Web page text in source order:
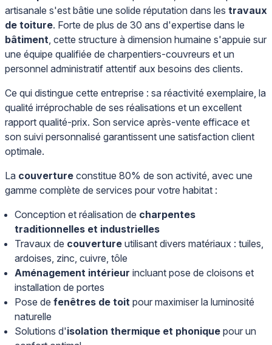
artisanale s'est bâtie une solide réputation dans les travaux
de toiture. Forte de plus de 30 ans d'expertise dans le
bâtiment , cette structure à dimension humaine s'appuie sur
une équipe qualifiée de charpentiers-couvreurs et un
personnel administratif attentif aux besoins des clients.
Ce qui distingue cette entreprise : sa réactivité exemplaire, la
qualité irréprochable de ses réalisations et un excellent
rapport qualité-prix. Son service après-vente efficace et
son suivi personnalisé garantissent une satisfaction client
optimale.
La couverture constitue 80% de son activité, avec une
gamme complète de services pour votre habitat :
Conception et réalisation de charpentes
traditionnelles et industrielles
Travaux de couverture utilisant divers matériaux : tuiles,
ardoises, zinc, cuivre, tôle
Aménagement intérieur incluant pose de cloisons et
installation de portes
Pose de fenêtres de toit pour maximiser la luminosité
naturelle
Solutions d'isolation thermique et phonique pour un